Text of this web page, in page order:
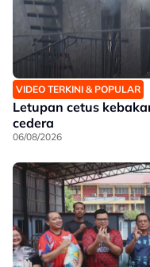
VIDEO TERKINI & POPULAR
Letupan cetus
cedera
06/08/2026